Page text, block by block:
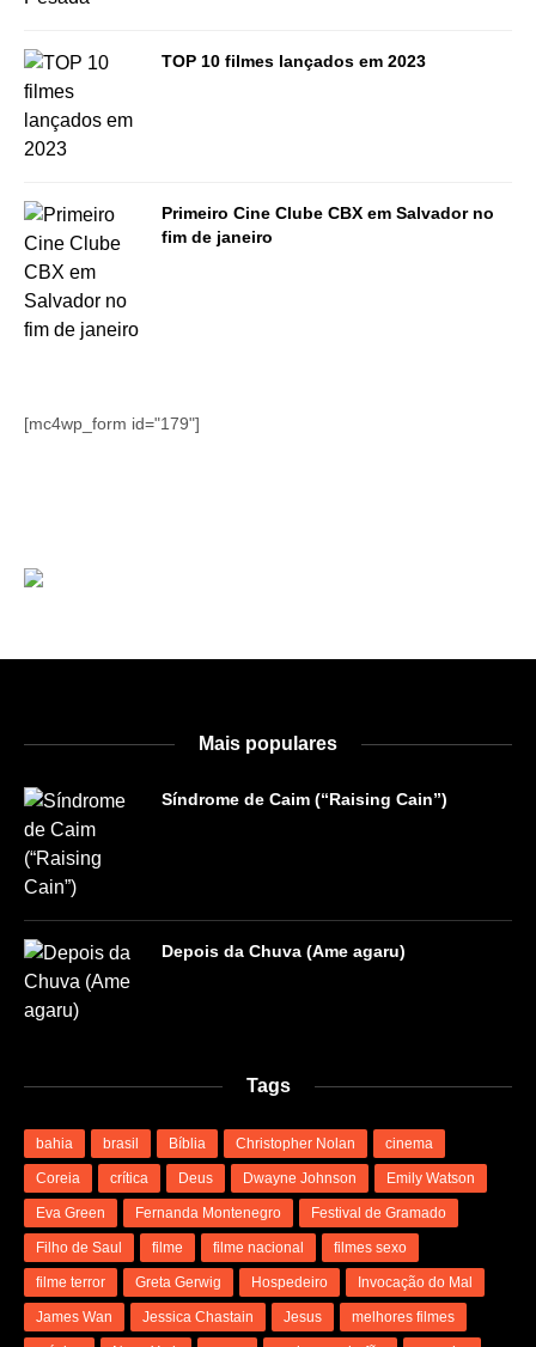
TOP 10 filmes lançados em 2023
Primeiro Cine Clube CBX em Salvador no
fim de janeiro
[mc4wp_form id="179"]
Mais populares
Síndrome de Caim (“Raising Cain”)
Depois da Chuva (Ame agaru)
Tags
bahia brasil Bíblia Christopher Nolan cinema
Coreia crítica Deus Dwayne Johnson Emily Watson
Eva Green Fernanda Montenegro Festival de Gramado
Filho de Saul filme filme nacional filmes sexo
filme terror Greta Gerwig Hospedeiro Invocação do Mal
James Wan Jessica Chastain Jesus melhores filmes